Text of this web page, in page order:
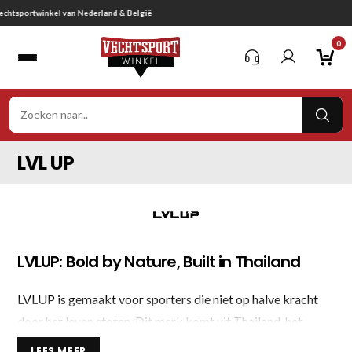
Ga
naar
Gratis verzending vanaf € 75,-
0
LVL UP
LVLUP: Bold by Nature, Built in Thailand
LVLUP is gemaakt voor sporters die niet op halve kracht
door het leven stoten. Dit merk komt uit Thailand, het